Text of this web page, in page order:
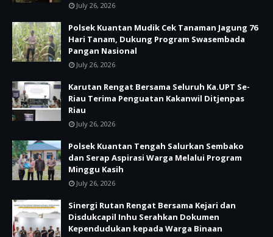
July 26, 2026
Polsek Kuantan Mudik Cek Tanaman Jagung 76
Hari Tanam, Dukung Program Swasembada
Pangan Nasional
July 26, 2026
Karutan Rengat Bersama Seluruh Ka.UPT Se-
Riau Terima Penguatan Kakanwil Ditjenpas
Riau
July 26, 2026
Polsek Kuantan Tengah Salurkan Sembako
dan Serap Aspirasi Warga Melalui Program
Minggu Kasih
July 26, 2026
Sinergi Rutan Rengat Bersama Kejari dan
Disdukcapil Inhu Serahkan Dokumen
Kependudukan kepada Warga Binaan